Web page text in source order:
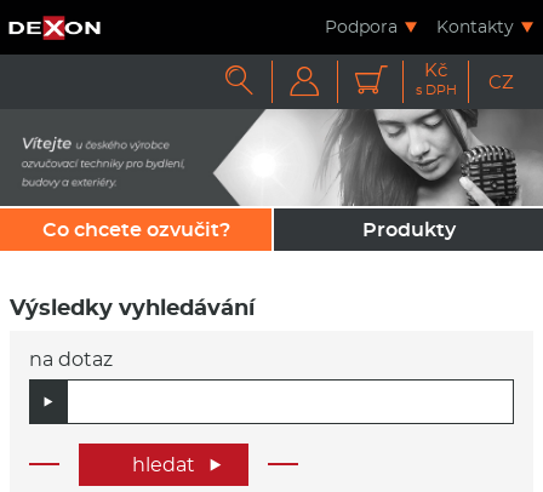
Podpora Kontakty
   Kč
s DPH CZ
Co chcete ozvučit? Produkty
Výsledky vyhledávání
na dotaz
hledat 